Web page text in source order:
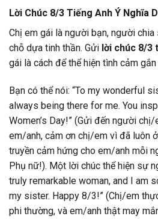
Lời Chúc 8/3 Tiếng Anh Ý Nghĩa
Chị em gái là người bạn, người
chỗ dựa tinh thần. Gửi lời chúc 8/3
gái là cách để thể hiện tình cảm
Bạn có thể nói: “To my wonderful
always being there for me. You
Women’s Day!” (Gửi đến người
em/anh, cảm ơn chị/em vì đã luôn
truyền cảm hứng cho em/anh mỗi
Phụ nữ!). Một lời chúc thể hiện sự
truly remarkable woman, and I am
my sister. Happy 8/3!” (Chị/em
phi thường, và em/anh thật may